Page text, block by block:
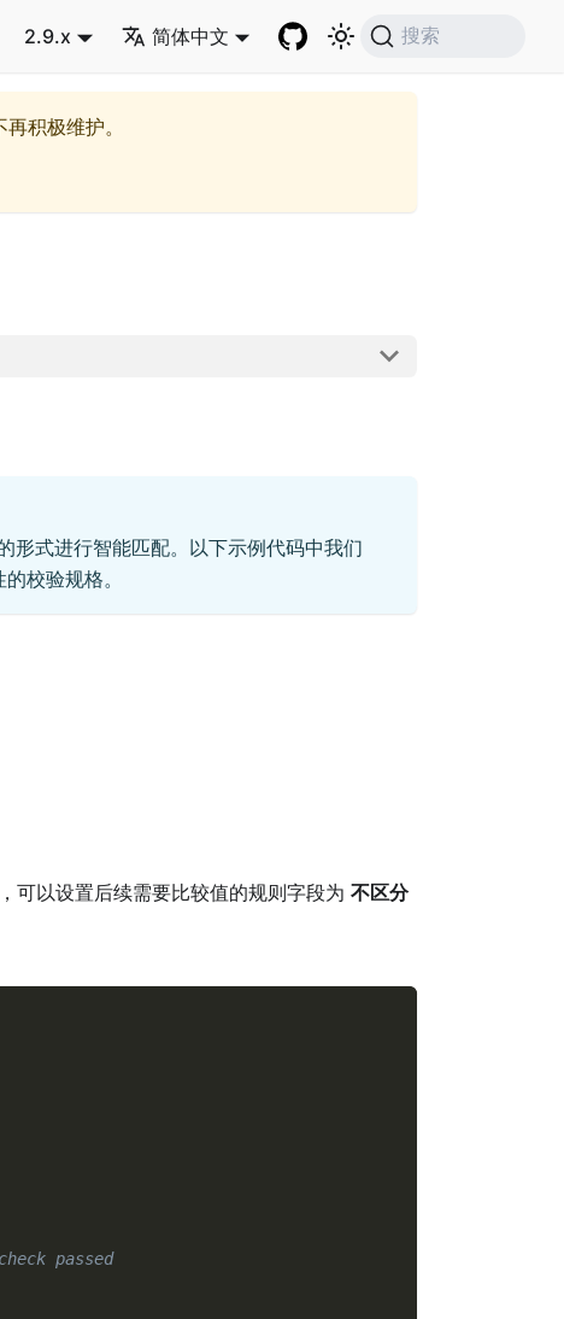
2.9.x 简体中文 搜索
积极维护。
式进行智能匹配。以下示例代码中我们
校验规格。
可以设置后续需要比较值的规则字段为 不区分
passed